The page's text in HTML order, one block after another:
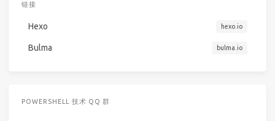
链接
Hexo hexo.io
Bulma bulma.io
POWERSHELL 技术 QQ 群